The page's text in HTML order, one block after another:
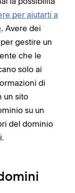
per aiutarti a
. Avere dei
gestire un
che le
solo ai
di
un sito
su un
del dominio